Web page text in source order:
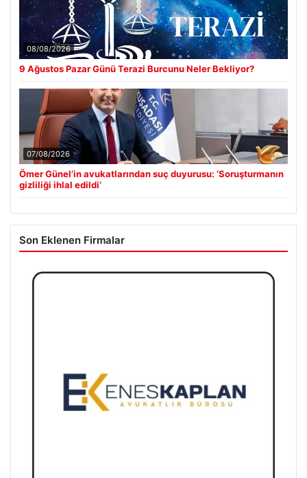
08/08/2026
9 Ağustos Pazar Günü Terazi Burcunu Neler Bekliyor?
07/08/2026
Ömer Günel’in avukatlarından suç duyurusu: ‘Soruşturmanın
gizliliği ihlal edildi’
Son Eklenen Firmalar